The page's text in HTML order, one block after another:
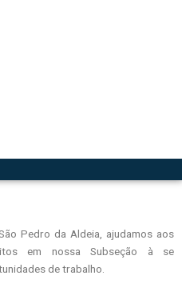
Pedro da Aldeia, ajudamos aos
em nossa Subseção à se
de trabalho.